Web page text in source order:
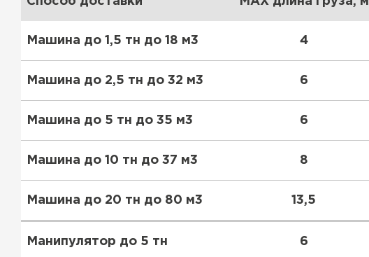
Машина до 1,5 тн до 18 м3 4
Машина до 2,5 тн до 32 м3 6
Машина до 5 тн до 35 м3 6
Машина до 10 тн до 37 м3 8
Машина до 20 тн до 80 м3 13,5
Манипулятор до 5 тн 6
ПЕРЕЙТИ